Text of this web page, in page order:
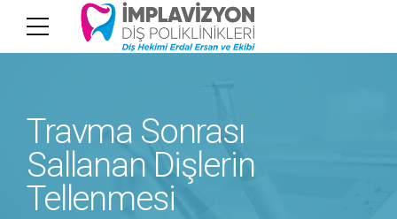
Travma Sonrası
Sallanan Dişlerin
Tellenmesi